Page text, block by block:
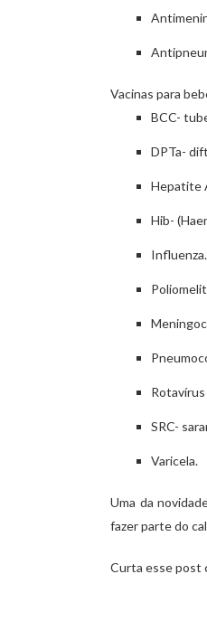
Vacinas para
BCC-
DPTa-
Hepatite
Hib-
Influenza.
Rotavírus
SRC-
Varicela.
Uma da
fazer parte do
Curta esse post